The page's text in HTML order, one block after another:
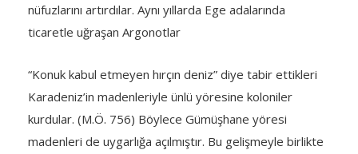
nüfuzlarını artırdılar. Aynı yıllarda Ege adalarında
ticaretle uğraşan Argonotlar
“Konuk kabul etmeyen hırçın deniz” diye tabir ettikleri
Karadeniz’in madenleriyle ünlü yöresine koloniler
kurdular. (M.Ö. 756) Böylece Gümüşhane yöresi
madenleri de uygarlığa açılmıştır. Bu gelişmeyle birlikte